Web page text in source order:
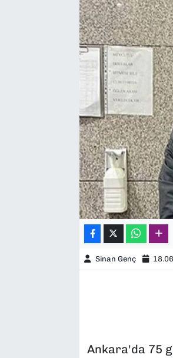
Sinan Genç
Ankara'da 75
YEREL YÖNETİMLER